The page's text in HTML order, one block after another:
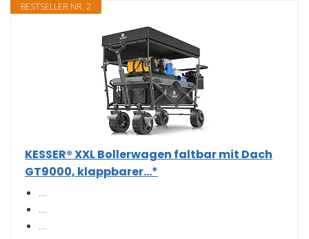
BESTSELLER NR. 2
KESSER® XXL Bollerwagen faltbar mit Dach
GT9000, klappbarer...*
...
...
...